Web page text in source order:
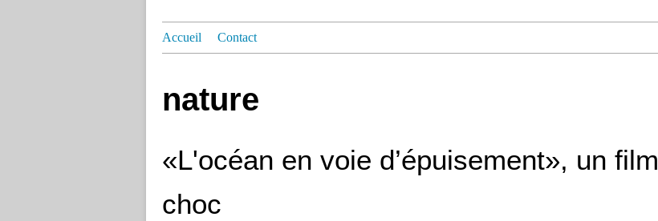
Accueil Contact
nature
«L'océan en voie d’épuisement», un film
choc